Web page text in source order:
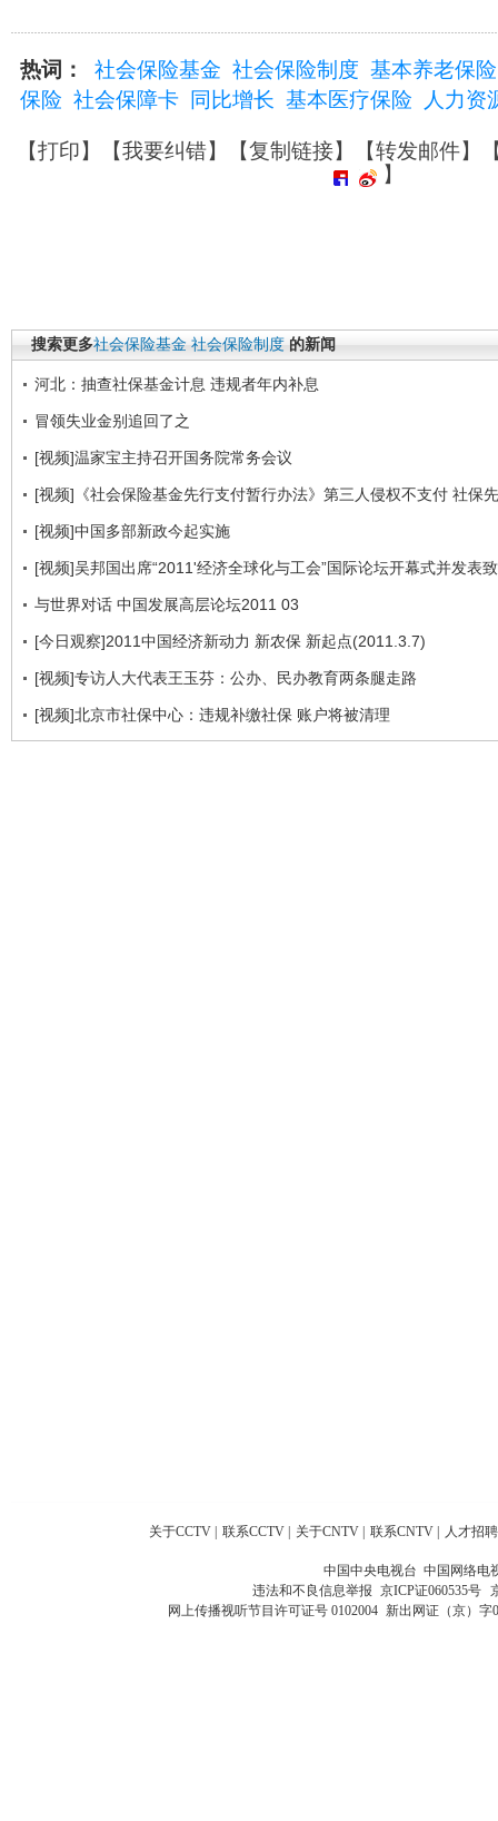
热词： 社会保险基金 社会保险制度 基本养老保险
保险 社会保障卡 同比增长 基本医疗保险 人力资
【打印】【我要纠错】【复制链接】【转发邮件】
】
搜索更多社会保险基金 社会保险制度 的新闻
河北：抽查社保基金计息 违规者年内补息
冒领失业金别追回了之
[视频]温家宝主持召开国务院常务会议
[视频]《社会保险基金先行支付暂行办法》第三人侵权不支付 社保
[视频]中国多部新政今起实施
[视频]吴邦国出席“2011'经济全球化与工会”国际论坛开幕式并发表
与世界对话 中国发展高层论坛2011 03
[今日观察]2011中国经济新动力 新农保 新起点(2011.3.7)
[视频]专访人大代表王玉芬：公办、民办教育两条腿走路
[视频]北京市社保中心：违规补缴社保 账户将被清理
关于CCTV 联系CCTV 关于CNTV 联系CNTV 人才招聘
中国中央电视台 中国网络电
违法和不良信息举报 京ICP证060535号
网上传播视听节目许可证号 0102004 新出网证（京）